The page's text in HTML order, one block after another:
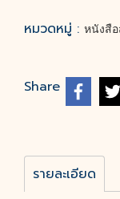
หมวดหมู่ : หนังสื
Share
รายละเอียด